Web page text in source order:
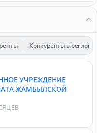
Конкуренты в регионе
УЧРЕЖДЕНИЕ
ЖАМБЫЛСКОЙ